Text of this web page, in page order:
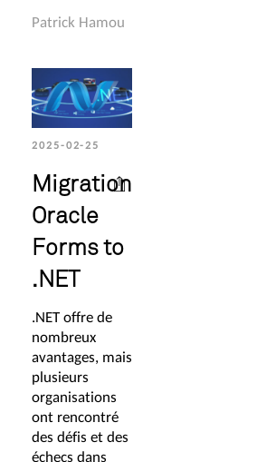
Patrick Hamou
2025-02-25
Migration
Oracle
Forms to
.NET
.NET offre de
nombreux
avantages, mais
plusieurs
organisations
ont rencontré
des défis et des
échecs dans